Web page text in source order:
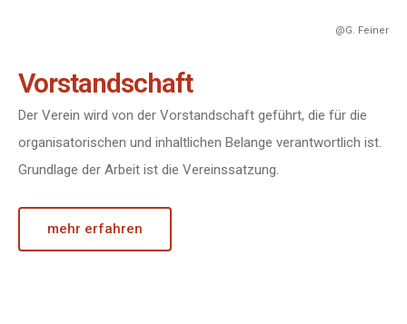
@G. Feiner
Vorstandschaft
Der Verein wird von der Vorstandschaft geführt, die für die
organisatorischen und inhaltlichen Belange verantwortlich ist.
Grundlage der Arbeit ist die Vereinssatzung.
mehr erfahren